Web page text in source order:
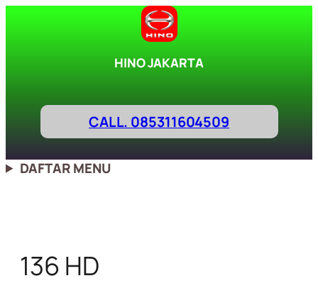
HINO JAKARTA
CALL. 085311604509
DAFTAR MENU
136 HD